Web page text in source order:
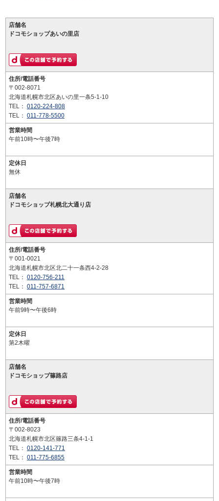
店舗名
ドコモショップあいの里店
住所/電話番号
〒002-8071
北海道札幌市北区あいの里一条5-1-10
TEL： 0120-224-808
TEL： 011-778-5500
営業時間
午前10時〜午後7時
定休日
無休
店舗名
ドコモショップ札幌北大通り店
住所/電話番号
〒001-0021
北海道札幌市北区北二十一条西4-2-28
TEL： 0120-756-211
TEL： 011-757-6871
営業時間
午前9時〜午後6時
定休日
第2木曜
店舗名
ドコモショップ篠路店
住所/電話番号
〒002-8023
北海道札幌市北区篠路三条4-1-1
TEL： 0120-141-771
TEL： 011-775-6855
営業時間
午前10時〜午後7時